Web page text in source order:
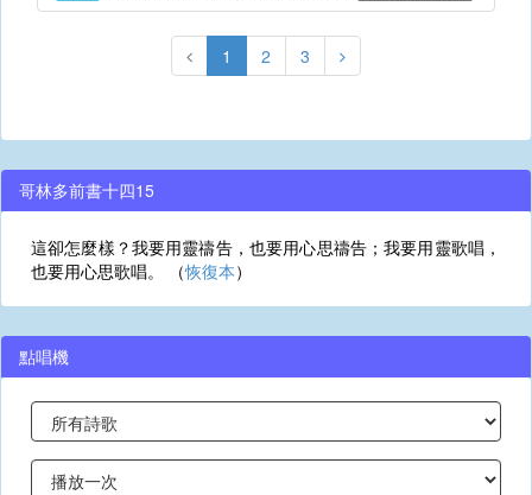
1 2 3
哥林多前書十四15
這卻怎麼樣？我要用靈禱告，也要用心思禱告；我要用靈歌唱，
也要用心思歌唱。 （恢復本）
點唱機